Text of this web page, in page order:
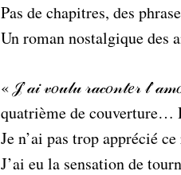
Pas de chapitres, des
Un roman nostalgique des
« 𝒥’𝒶𝒾 𝓋𝑜𝓊𝓁𝓊 𝓇𝒶𝒸𝑜𝓃𝓉𝑒𝓇
quatrième de couverture…
Je n’ai pas trop apprécié
J’ai eu la sensation de